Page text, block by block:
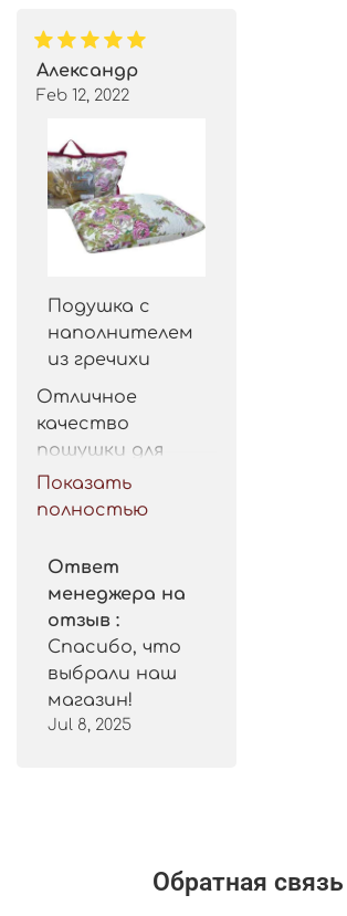
Александр
Feb 12, 2022
Подушка с
наполнителем
из гречихи
Отличное
качество
пошушки для
такой цены.
Рекомендую.
Показать
полностью
Ответ
менеджера на
отзыв :
Спасибо, что
выбрали наш
магазин!
Jul 8, 2025
Обратная связь